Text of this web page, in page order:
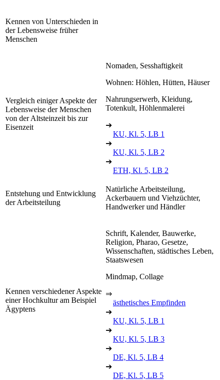
Kennen von Unterschieden in
der Lebensweise früher
Menschen
Vergleich einiger Aspekte der
Lebensweise der Menschen
von der Altsteinzeit bis zur
Eisenzeit
Nomaden, Sesshaftigkeit
Wohnen: Höhlen, Hütten, Häuser
Nahrungserwerb, Kleidung,
Totenkult, Höhlenmalerei
➔
KU, Kl. 5, LB 1
➔
KU, Kl. 5, LB 2
➔
ETH, Kl. 5, LB 2
Entstehung und Entwicklung
der Arbeitsteilung
Natürliche Arbeitsteilung,
Ackerbauern und Viehzüchter,
Handwerker und Händler
Kennen verschiedener Aspekte
einer Hochkultur am Beispiel
Ägyptens
Schrift, Kalender, Bauwerke,
Religion, Pharao, Gesetze,
Wissenschaften, städtisches Leben,
Staatswesen
Mindmap, Collage
⇒
ästhetisches Empfinden
➔
KU, Kl. 5, LB 1
➔
KU, Kl. 5, LB 3
➔
DE, Kl. 5, LB 4
➔
DE, Kl. 5, LB 5